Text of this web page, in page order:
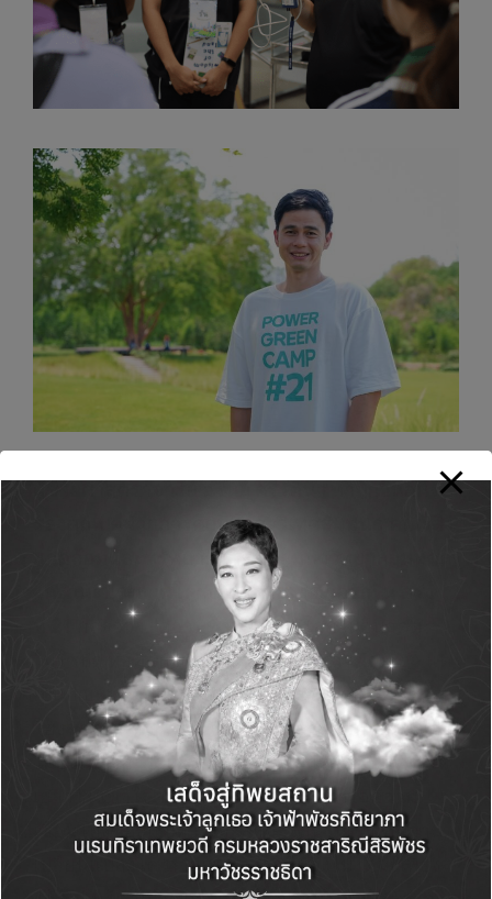
รองคณบดีฝ่ายการศึกษาและวิเทศสัมพันธ์
แวดล้อมและทรัพยากรศาสตร์ มหาวิทยาลัยมหิดล
ในฐานะประธานโครงการค่ายเพาเวอร์กรีน ครั้ง
กล่าวว่า “ความท้าทายของโลกในอนาคต
ไม่ใช่ปัญหาที่แก้ได้ด้วยความรู้เพียงสาขาเดียว แต่
เป็นปัญหาที่ต้องการคนรุ่นใหม่ที่เข้าใจความเชื่อม
โยงของโลกทั้งระบบ ในมุมของการศึกษา สิ่งสำคัญ
ไม่ใช่เพียงการให้ความรู้ แต่คือการสร้างวิธีคิด ให้
เยาวชนเข้าใจความเสี่ยงของโลก เข้าใจความ
เชื่อมโยงของปัญหา และสามารถปรับตัวต่อความ
เปลี่ยนแปลงได้ ค่ายเพาเวอร์กรีนจึงไม่ได้มุ่งเพียง